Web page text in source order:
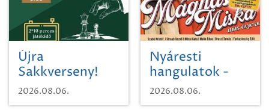
Újra
Sakkverseny!
2026.08.06.
Nyáresti
hangulatok -
Mágnás Miska
2026.08.06.